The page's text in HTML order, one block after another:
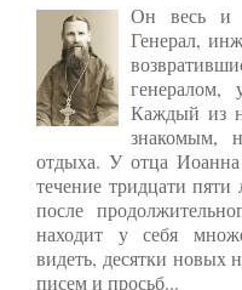
Он весь и
Генерал,
генералом,
Каждый из
знакомым,
отдыха. У отца Иоанна
течение тридцати
после
находит у себя
видеть, десятки новых
писем и просьб...